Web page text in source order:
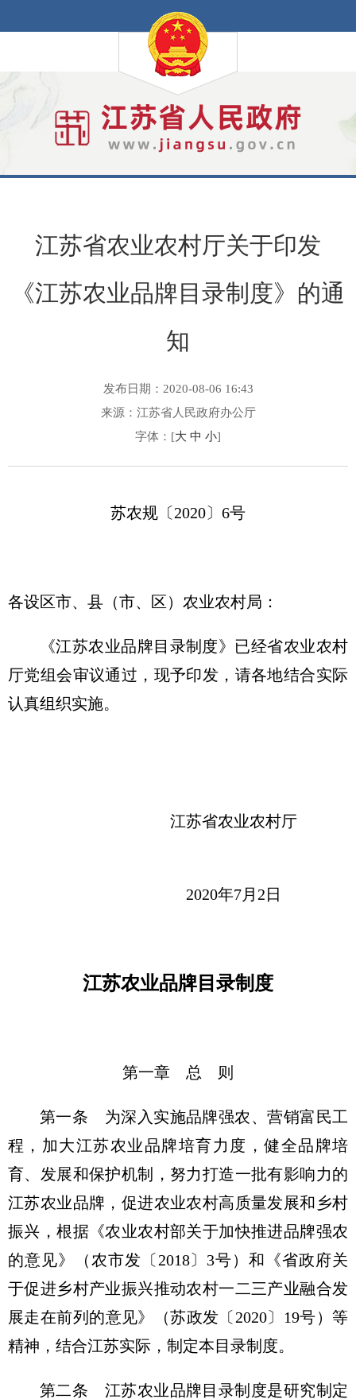
江苏省农业农村厅关于印发
《江苏农业品牌目录制度》的通
知
发布日期：2020-08-06 16:43
来源：江苏省人民政府办公厅
字体：[大 中 小]
苏农规〔2020〕6号
各设区市、县（市、区）农业农村局：
《江苏农业品牌目录制度》已经省农业农村
厅党组会审议通过，现予印发，请各地结合实际
认真组织实施。
江苏省农业农村厅
2020年7月2日
江苏农业品牌目录制度
第一章 总 则
第一条 为深入实施品牌强农、营销富民工
程，加大江苏农业品牌培育力度，健全品牌培
育、发展和保护机制，努力打造一批有影响力的
江苏农业品牌，促进农业农村高质量发展和乡村
振兴，根据《农业农村部关于加快推进品牌强农
的意见》（农市发〔2018〕3号）和《省政府关
于促进乡村产业振兴推动农村一二三产业融合发
展走在前列的意见》（苏政发〔2020〕19号）等
精神，结合江苏实际，制定本目录制度。
第二条 江苏农业品牌目录制度是研究制定